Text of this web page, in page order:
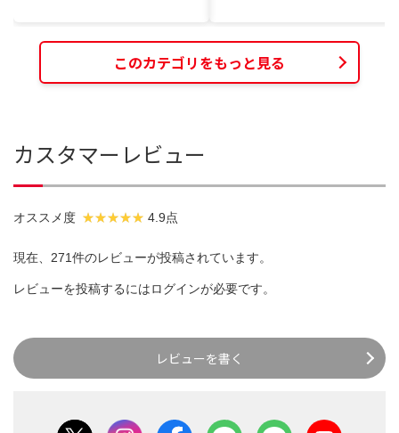
このカテゴリをもっと見る
カスタマーレビュー
オススメ度 4.9点
現在、271件のレビューが投稿されています。
レビューを投稿するにはログインが必要です。
レビューを書く